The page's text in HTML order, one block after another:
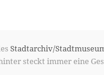
Stadtarchiv/
steckt immer eine